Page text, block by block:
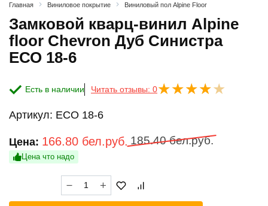
Главная Виниловое покрытие Виниловый пол Alpine Floor
Замковой кварц-винил Alpine
floor Chevron Дуб Синистра
ЕСО 18-6
Есть в наличии Читать отзывы: 0
Артикул: ЕСО 18-6
Цена: 185.40бел.руб.
Первоначальная
цена
составляла
185.40 бел.руб..
166.80 бел.руб.
Текущая
цена:
166.80 бел.руб..
Цена что надо
Количество
товара